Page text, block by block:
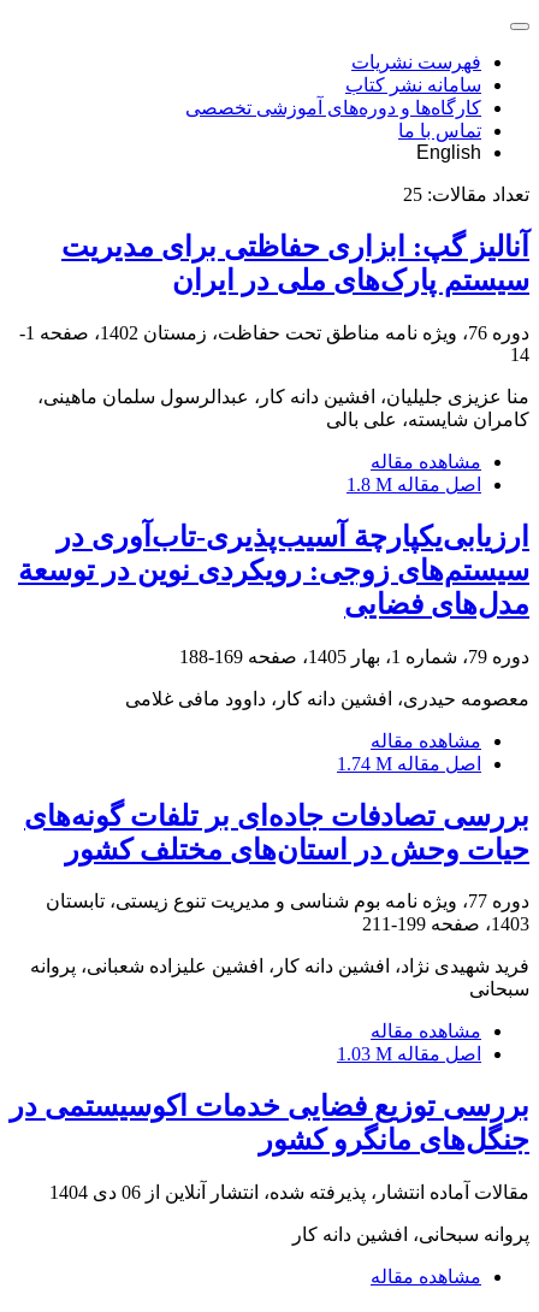
فهرست نشریات
سامانه نشر کتاب
کارگاه‌ها و دوره‌های آموزشی تخصصی
تماس با ما
English
تعداد مقالات: 25
آنالیز گپ: ابزاری حفاظتی برای مدیریت
سیستم پارک‌های ملی در ایران
دوره 76، ویژه نامه مناطق تحت حفاظت، زمستان 1402، صفحه
1-
14
منا عزیزی جلیلیان، افشین دانه کار، عبدالرسول سلمان ماهینی،
کامران شایسته، علی بالی
مشاهده مقاله
اصل مقاله 1.8 M
ارزیابی‌یکپارچة آسیب‌پذیری-تاب‌آوری در
سیستم‌های زوجی: رویکردی نوین در توسعة
مدل‌های فضایی
دوره 79، شماره 1، بهار 1405، صفحه 169-188
معصومه حیدری، افشین دانه کار، داوود مافی غلامی
مشاهده مقاله
اصل مقاله 1.74 M
بررسی تصادفات جاده‌ای بر تلفات گونه‌های
حیات وحش در استان‌های مختلف کشور
دوره 77، ویژه نامه بوم شناسی و مدیریت تنوع زیستی، تابستان
1403، صفحه
199-211
فرید شهیدی نژاد، افشین دانه کار، افشین علیزاده شعبانی، پروانه
سبحانی
مشاهده مقاله
اصل مقاله 1.03 M
بررسی توزیع فضایی خدمات اکوسیستمی در
جنگل‌های مانگرو کشور
مقالات آماده انتشار، پذیرفته شده، انتشار آنلاین از 06 دی 1404
پروانه سبحانی، افشین دانه کار
مشاهده مقاله